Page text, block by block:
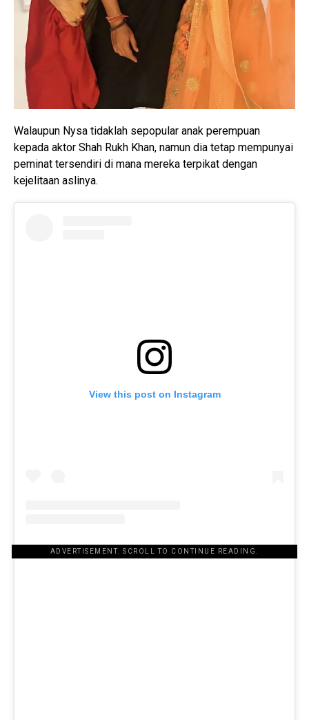
Walaupun Nysa tidaklah sepopular anak perempuan
kepada aktor Shah Rukh Khan, namun dia tetap mempunyai
peminat tersendiri di mana mereka terpikat dengan
kejelitaan aslinya.
View this post on Instagram
ADVERTISEMENT. SCROLL TO CONTINUE READING.